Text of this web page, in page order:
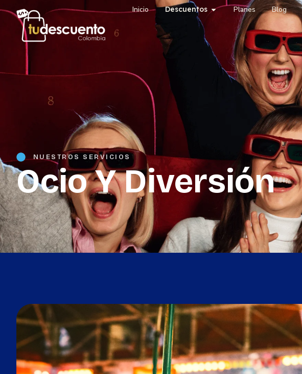
Inicio Descuentos Planes Blog
NUESTROS SERVICIOS
Ocio Y Diversión